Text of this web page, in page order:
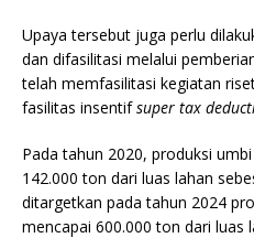
Upaya tersebut juga perlu
dan difasilitasi melalui
telah memfasilitasi kegiatan
fasilitas insentifsuper tax
Pada tahun 2020, produksi
142.000 ton dari luas lahan
ditargetkan pada tahun 2024
mencapai 600.000 ton dari luas